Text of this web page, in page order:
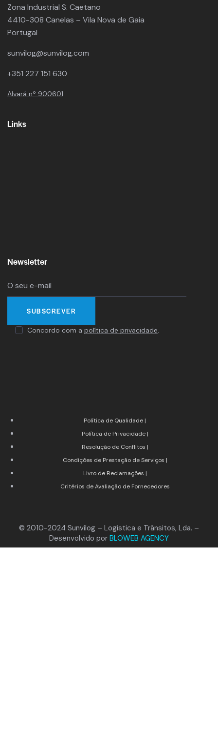
Zona Industrial S. Caetano
4410-308 Canelas – Vila Nova de Gaia
Portugal
sunvilog@sunvilog.com
+351 227 151 630
Alvará nº 900601
Links
Newsletter
Concordo com apolítica de privacidade.
Política de Qualidade |
Política de Privacidade |
Resolução de Conflitos |
Condições de Prestação de Serviços |
Livro de Reclamações |
Critérios de Avaliação de Fornecedores
© 2010-2024 Sunvilog – Logística e Trânsitos, Lda. –
Desenvolvido por BLOWEB AGENCY